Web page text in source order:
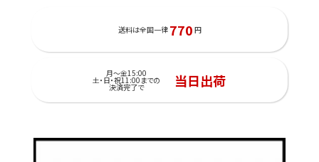
送料は全国一律 770 円
月～金15:00
土・日・祝11:00までの
決済完了で 当日出荷